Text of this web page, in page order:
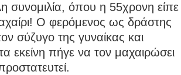
συνομιλία, όπου η 55χρονη είπε
Ο φερόμενος ως δράστης
σύζυγο της γυναίκας και
εκείνη πήγε να τον μαχαιρώσει